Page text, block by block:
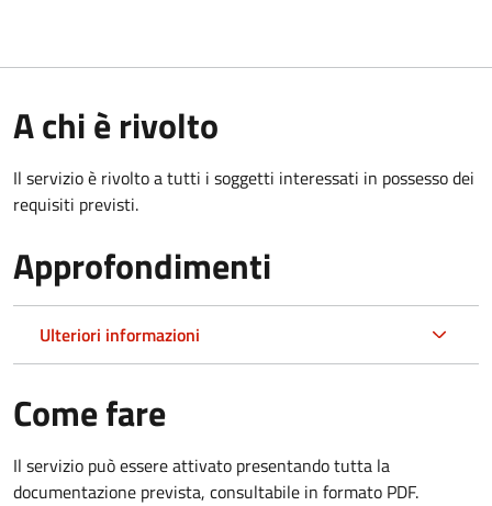
A chi è rivolto
Il servizio è rivolto a tutti i soggetti interessati in possesso dei
requisiti previsti.
Approfondimenti
Ulteriori informazioni
Come fare
Il servizio può essere attivato presentando tutta la
documentazione prevista, consultabile in formato PDF.